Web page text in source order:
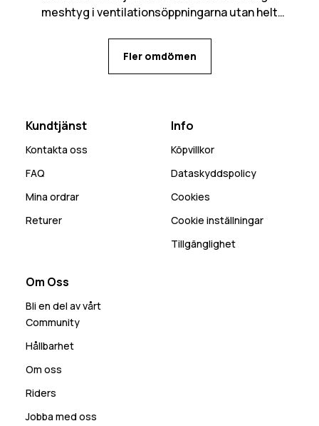
meshtyg i ventilationsöppningarna utan helt
alternativ för mobilen beroende på behov.
Fler omdömen
Kundtjänst
Kontakta oss
FAQ
Mina ordrar
Returer
Info
Köpvillkor
Dataskyddspolicy
Cookies
Cookie inställningar
Tillgänglighet
Om Oss
Bli en del av vårt
Community
Hållbarhet
Om oss
Riders
Jobba med oss